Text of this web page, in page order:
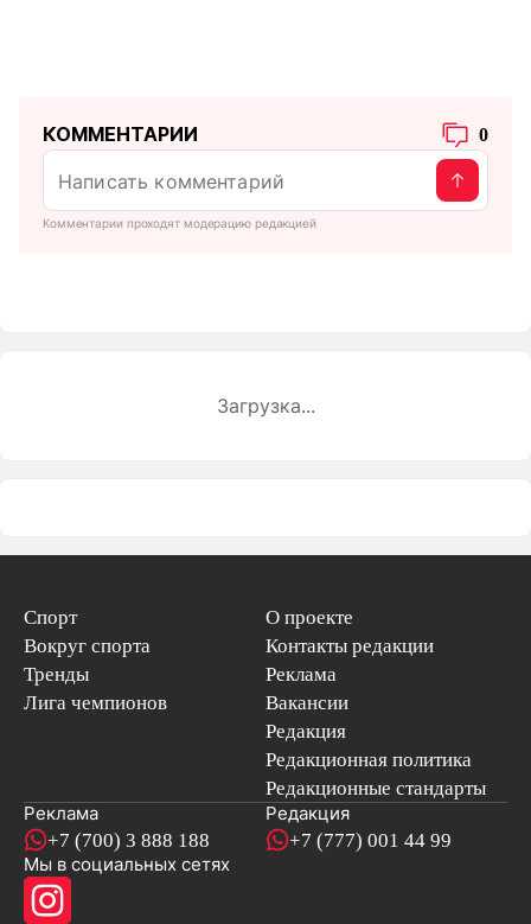
КОММЕНТАРИИ 0
Комментарии проходят модерацию редакцией
Загрузка...
Спорт
Вокруг спорта
Тренды
Лига чемпионов
О проекте
Контакты редакции
Реклама
Вакансии
Редакция
Редакционная политика
Редакционные стандарты
Реклама
+7 (700) 3 888 188
Редакция
+7 (777) 001 44 99
Мы в социальных сетях